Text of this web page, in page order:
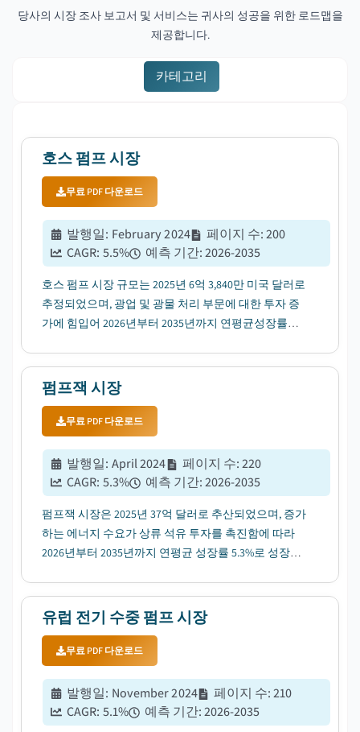
당사의 시장 조사 보고서 및 서비스는 귀사의 성공을 위한 로드맵을
제공합니다.
카테고리
호스 펌프 시장
무료 PDF 다운로드
발행일: February 2024 페이지 수:200
CAGR: 5.5% 예측 기간:2026-2035
호스 펌프 시장 규모는 2025년 6억 3,840만 미국 달러로
추정되었으며, 광업 및 광물 처리 부문에 대한 투자 증
가에 힘입어 2026년부터 2035년까지 연평균성장률
펌프잭 시장
무료 PDF 다운로드
발행일: April 2024 페이지 수:220
CAGR: 5.3% 예측 기간:2026-2035
펌프잭 시장은 2025년 37억 달러로 추산되었으며, 증가
하는 에너지 수요가 상류 석유 투자를 촉진함에 따라
2026년부터 2035년까지 연평균 성장률 5.3%로 성장할
유럽 전기 수중 펌프 시장
무료 PDF 다운로드
발행일: November 2024 페이지 수:210
CAGR: 5.1% 예측 기간:2026-2035